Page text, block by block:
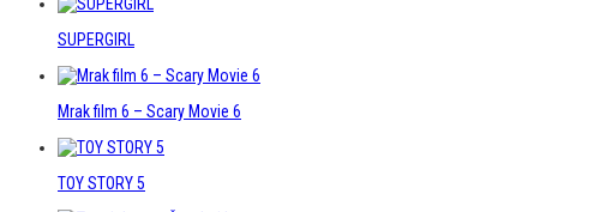
SUPERGIRL
Mrak film 6 – Scary Movie 6
TOY STORY 5